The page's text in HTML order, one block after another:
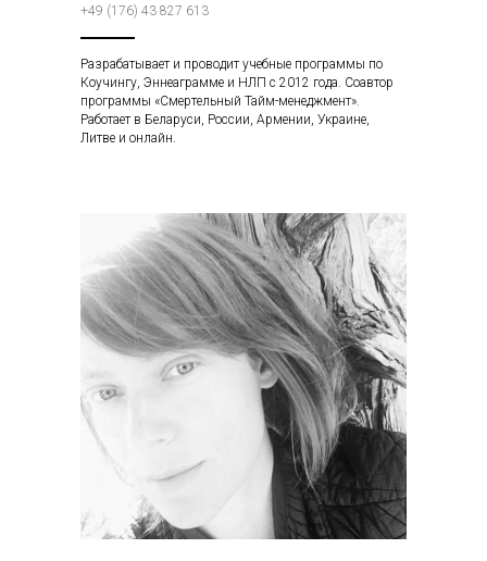
+49 (176) 43 827 613
Разрабатывает и проводит учебные программы по
Коучингу, Эннеаграмме и НЛП с 2012 года. Соавтор
программы «Смертельный Тайм-менеджмент».
Работает в Беларуси, России, Армении, Украине,
Литве и онлайн.